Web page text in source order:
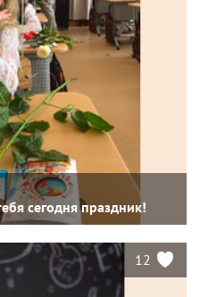
сегодня праздник!
12